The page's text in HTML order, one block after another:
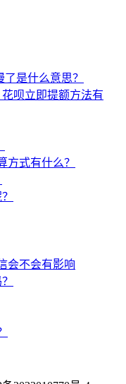
是什么意思？
呗立即提额方法有
方式有什么？
会不会有影响